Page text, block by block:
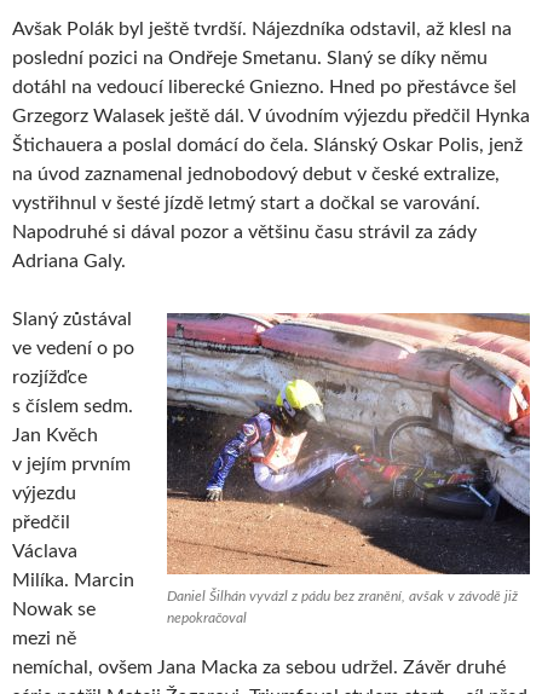
Avšak Polák byl ještě tvrdší. Nájezdníka odstavil, až klesl na
poslední pozici na Ondřeje Smetanu. Slaný se díky němu
dotáhl na vedoucí liberecké Gniezno. Hned po přestávce šel
Grzegorz Walasek ještě dál. V úvodním výjezdu předčil Hynka
Štichauera a poslal domácí do čela. Slánský Oskar Polis, jenž
na úvod zaznamenal jednobodový debut v české extralize,
vystřihnul v šesté jízdě letmý start a dočkal se varování.
Napodruhé si dával pozor a většinu času strávil za zády
Adriana Galy.
Daniel Šilhán vyvázl z pádu bez zranění, avšak v závodě již
nepokračoval
Slaný zůstával
ve vedení o po
rozjížďce
s číslem sedm.
Jan Kvěch
v jejím prvním
výjezdu
předčil
Václava
Milíka. Marcin
Nowak se
mezi ně
nemíchal, ovšem Jana Macka za sebou udržel. Závěr druhé